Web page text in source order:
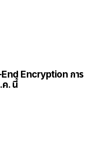
Encryption การ
ค. นี้